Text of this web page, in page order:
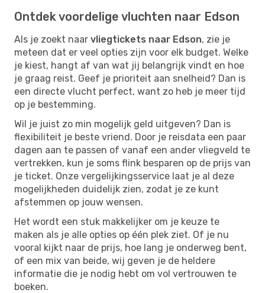
Ontdek voordelige vluchten naar Edson
Als je zoekt naar vliegtickets naar Edson, zie je
meteen dat er veel opties zijn voor elk budget. Welke
je kiest, hangt af van wat jij belangrijk vindt en hoe
je graag reist. Geef je prioriteit aan snelheid? Dan is
een directe vlucht perfect, want zo heb je meer tijd
op je bestemming.
Wil je juist zo min mogelijk geld uitgeven? Dan is
flexibiliteit je beste vriend. Door je reisdata een paar
dagen aan te passen of vanaf een ander vliegveld te
vertrekken, kun je soms flink besparen op de prijs van
je ticket. Onze vergelijkingsservice laat je al deze
mogelijkheden duidelijk zien, zodat je ze kunt
afstemmen op jouw wensen.
Het wordt een stuk makkelijker om je keuze te
maken als je alle opties op één plek ziet. Of je nu
vooral kijkt naar de prijs, hoe lang je onderweg bent,
of een mix van beide, wij geven je de heldere
informatie die je nodig hebt om vol vertrouwen te
boeken.